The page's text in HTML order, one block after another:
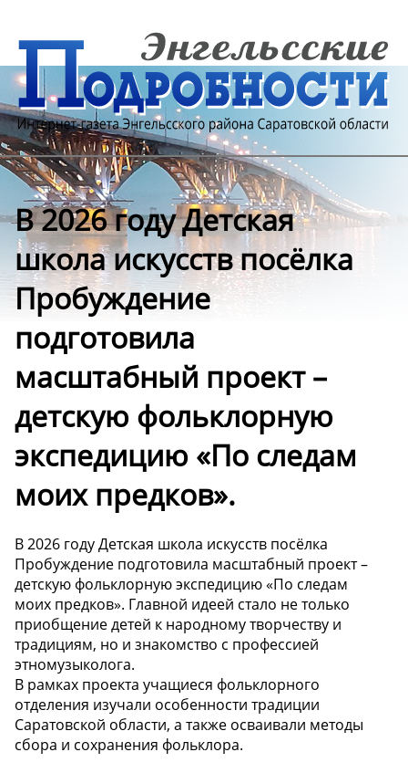
В 2026 году Детская
школа искусств посёлка
Пробуждение
подготовила
масштабный проект –
детскую фольклорную
экспедицию «По следам
моих предков».
В 2026 году Детская школа искусств посёлка
Пробуждение подготовила масштабный проект –
детскую фольклорную экспедицию «По следам
моих предков». Главной идеей стало не только
приобщение детей к народному творчеству и
традициям, но и знакомство с профессией
этномузыколога.
В рамках проекта учащиеся фольклорного
отделения изучали особенности традиции
Саратовской области, а также осваивали методы
сбора и сохранения фольклора.